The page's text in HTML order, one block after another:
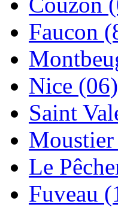
Faucon
Nice (06)
Saint
Le
Fuveau